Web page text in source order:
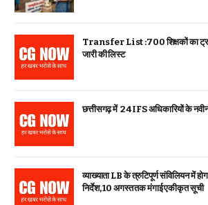
Transfer List :700 शिक्षकों का
जारी की लिस्ट
छत्तीसगढ़ में 24 IFS अधिकारियों के
व्याख्याता LB के त्रुटिपूर्ण संविलियन में
निर्देश, 10 अगस्त तक मंगाई एकीकृत सूची